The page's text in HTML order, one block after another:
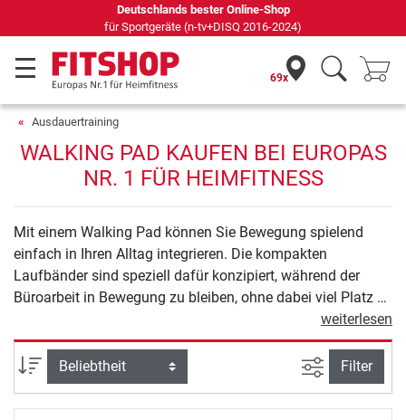
Seit 42 Jahren Ihr Experte
69x
Ausdauertraining
WALKING PAD KAUFEN BEI EUROPAS
NR. 1 FÜR HEIMFITNESS
Mit einem Walking Pad können Sie Bewegung spielend
einfach in Ihren Alltag integrieren. Die kompakten
Laufbänder sind speziell dafür konzipiert, während der
Büroarbeit in Bewegung zu bleiben, ohne dabei viel Platz zu
beanspruchen. Ob im Büro oder im Homeoffice: Walking
Pads ermöglichen es Ihnen, Ihre Schrittzahl zu erhöhen und
gleichzeitig produktiv zu bleiben. Dank ihres
platzsparenden Designs und der leisen Nutzung sind sie
eine praktische Lösung für den modernen Arbeitsplatz.
weiterlesen
Sortierung Ansicht
Filter